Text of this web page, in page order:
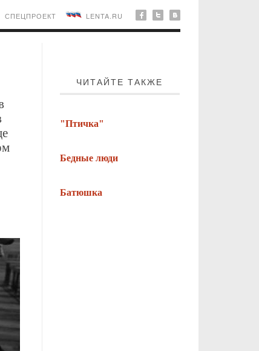
СПЕЦПРОЕКТ LENTA.RU
ЧИТАЙТЕ ТАКЖЕ
"Птичка"
Бедные люди
Батюшка